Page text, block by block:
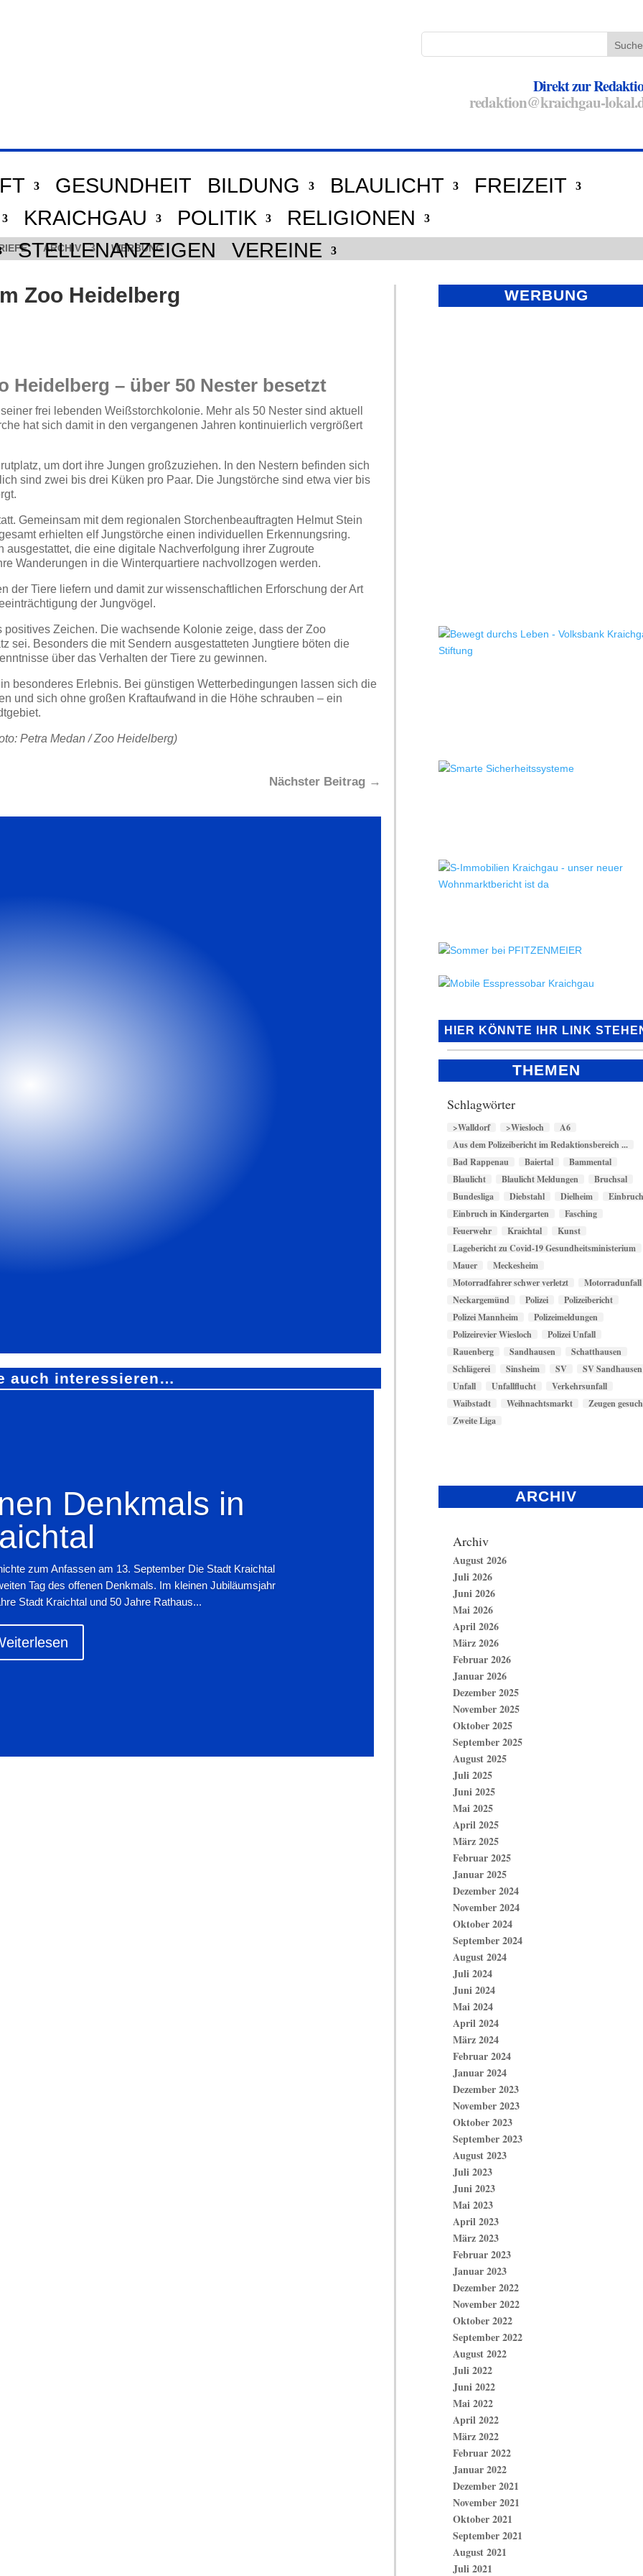
Direkt zur
redaktion@kraichgau-
GESUNDHEIT BILDUNG BLAULICHT
FREIZEIT
KRAICHGAU
POLITIK
RELIGIONEN
STELLENANZEIGEN
VEREINE
ARCHIV WERBUNG
Zoo Heidelberg
– über 50 Nester besetzt
frei lebenden Weißstorchkolonie. Mehr als 50 Nester sind aktuell
hat sich damit in den vergangenen Jahren kontinuierlich vergrößert
um dort ihre Jungen großzuziehen. In den Nestern befinden sich
sind zwei bis drei Küken pro Paar. Die Jungstörche sind etwa vier bis
Gemeinsam mit dem regionalen Storchenbeauftragten Helmut Stein
erhielten elf Jungstörche einen individuellen Erkennungsring.
die eine digitale Nachverfolgung ihrer Zugroute
Wanderungen in die Winterquartiere nachvollzogen werden.
Tiere liefern und damit zur wissenschaftlichen Erforschung der Art
der Jungvögel.
Zeichen. Die wachsende Kolonie zeige, dass der Zoo
sei. Besonders die mit Sendern ausgestatteten Jungtiere böten die
über das Verhalten der Tiere zu gewinnen.
besonderes Erlebnis. Bei günstigen Wetterbedingungen lassen sich die
und sich ohne großen Kraftaufwand in die Höhe schrauben – ein
Petra Medan / Zoo Heidelberg)
Nächster Beitrag→
auch interessieren…
Denkmals in
zum Anfassen am 13. September Die Stadt Kraichtal
Tag des offenen Denkmals. Im kleinen Jubiläumsjahr
Stadt Kraichtal und 50 Jahre Rathaus...
WERBUNG
HIER KÖNNTE IHR LINK
THEMEN
Schlagwörter
>Walldorf >Wiesloch
A6
Aus dem Polizeibericht im Redaktionsbereich ...
Bad Rappenau
Baiertal
Bammental
Blaulicht
Blaulicht Meldungen
Bruchsal
Bundesliga
Diebstahl Dielheim
Einbruch in Kindergarten
Fasching
Feuerwehr
Kraichtal
Kunst
Lagebericht zu Covid-19 Gesundheitsministerium
Mauer
Meckesheim
Motorradfahrer schwer verletzt
Motorradunfall
Neckargemünd
Polizei
Polizeibericht
Polizei Mannheim
Polizeimeldungen
Polizeirevier Wiesloch
Polizei Unfall
Rauenberg
Sandhausen
Schatthausen
Schlägerei
Sinsheim SV
SV Sandhausen
Unfall
Unfallflucht
Verkehrsunfall
Waibstadt
Weihnachtsmarkt
Zeugen
Zweite Liga
ARCHIV
Archiv
August 2026
Juli 2026
Juni 2026
Mai 2026
April 2026
März 2026
Februar 2026
Januar 2026
Dezember 2025
November 2025
Oktober 2025
September 2025
August 2025
Juli 2025
Juni 2025
Mai 2025
April 2025
März 2025
Februar 2025
Januar 2025
Dezember 2024
November 2024
Oktober 2024
September 2024
August 2024
Juli 2024
Juni 2024
Mai 2024
April 2024
März 2024
Februar 2024
Januar 2024
Dezember 2023
November 2023
Oktober 2023
September 2023
August 2023
Juli 2023
Juni 2023
Mai 2023
April 2023
März 2023
Februar 2023
Januar 2023
Dezember 2022
November 2022
Oktober 2022
September 2022
August 2022
Juli 2022
Juni 2022
Mai 2022
April 2022
März 2022
Februar 2022
Januar 2022
Dezember 2021
November 2021
Oktober 2021
September 2021
August 2021
Juli 2021